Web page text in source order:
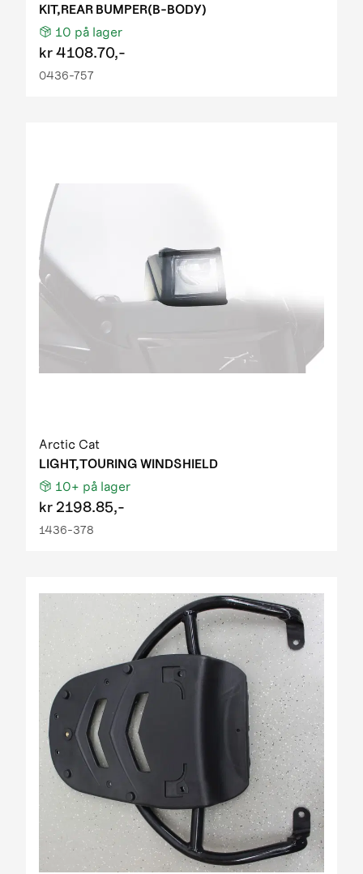
KIT,REAR BUMPER(B-BODY)
10 på lager
kr4108.70,-
0436-757
Arctic Cat
LIGHT,TOURING WINDSHIELD
10+ på lager
kr 2198.85,-
1436-378